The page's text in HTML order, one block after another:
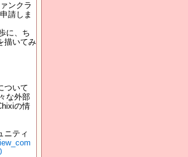
ンクラ
請しま
に、ち
描いてみ
ついて
な外部
の情
ニティ